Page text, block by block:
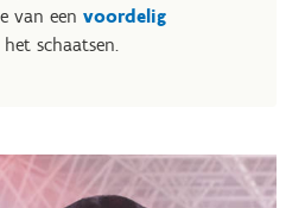
van een voordelig
schaatsen.